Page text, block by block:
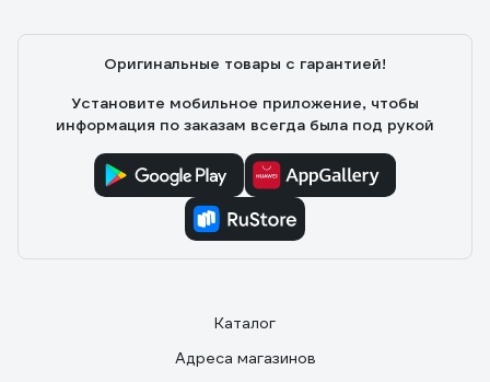
упора в стену могут помять обои. Это же можно
Оригинальные товары с гарантией!
Установите мобильное приложение, чтобы
информация по заказам всегда была под рукой
Каталог
Адреса магазинов